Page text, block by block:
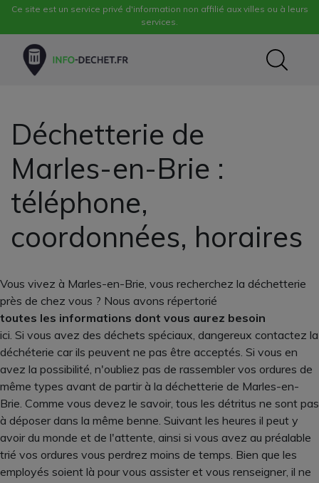
Ce site est un service privé d'information non affilié aux villes ou à leurs
services.
Déchetterie de
Marles-en-Brie :
téléphone,
coordonnées, horaires
Vous vivez à Marles-en-Brie, vous recherchez la déchetterie
près de chez vous ? Nous avons répertorié
toutes les informations dont vous aurez besoin
ici. Si vous avez des déchets spéciaux, dangereux contactez la
déchéterie car ils peuvent ne pas être acceptés. Si vous en
avez la possibilité, n'oubliez pas de rassembler vos ordures de
même types avant de partir à la déchetterie de Marles-en-
Brie. Comme vous devez le savoir, tous les détritus ne sont pas
à déposer dans la même benne. Suivant les heures il peut y
avoir du monde et de l'attente, ainsi si vous avez au préalable
trié vos ordures vous perdrez moins de temps. Bien que les
employés soient là pour vous assister et vous renseigner, il ne